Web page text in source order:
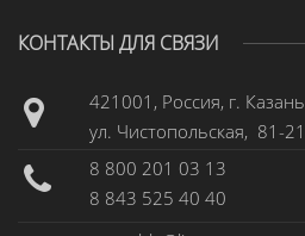
КОНТАКТЫ ДЛЯ СВЯЗИ
421001, Россия, г. Казань
ул. Чистопольская, 81-21
8 800 201 03 13
8 843 525 40 40